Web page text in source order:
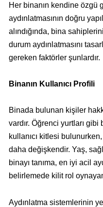
Her binanın kendine özgü
aydınlatmasının doğru
alındığında, bina
durum aydınlatmasını
gereken faktörler şunlardır.
Binanın Kullanıcı Profili
Binada bulunan kişiler
vardır. Öğrenci yurtları
kullanıcı kitlesi
daha değişkendir. Yaş,
binayı tanıma, en iyi acil
belirlemede kilit rol
Aydınlatma sistemlerinin